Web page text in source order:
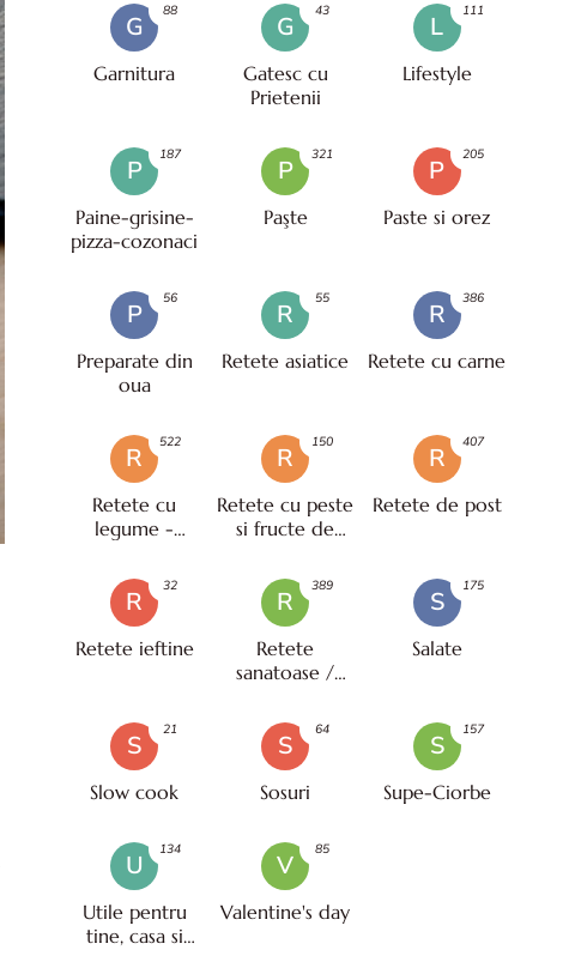
G
Garnitura
88
G
Gatesc cu
Prietenii
43
L
Lifestyle
111
P
Paine-grisine-
pizza-cozonaci
187
P
Paşte
321
P
Paste si orez
205
P
Preparate din
oua
56
R
Retete asiatice
55
R
Retete cu carne
386
R
Retete cu
legume -
522
R
Retete cu peste
si fructe de
150
R
Retete de post
407
R
Retete ieftine
32
R
Retete
sanatoase /
389
S
Salate
175
S
Slow cook
21
S
Sosuri
64
S
Supe-Ciorbe
157
U
Utile pentru
tine, casa si
134
V
Valentine's day
85